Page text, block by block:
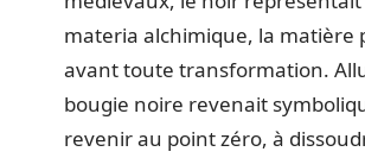
materia alchimique, la matière
avant toute transformation.
bougie noire revenait
revenir au point zéro, à